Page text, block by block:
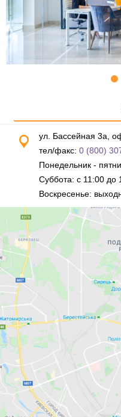
ул. Бассейная 3а,
тел/факс: 0 (800)
Понедельник -
Суббота: с 11:00 до
Воскресенье: